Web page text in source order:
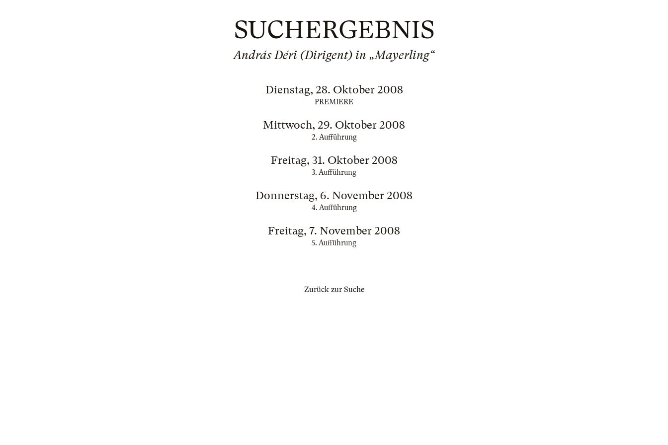
SUCHERGEBNIS
András Déri (Dirigent) in „Mayerling“
Dienstag, 28. Oktober 2008
PREMIERE
Mittwoch, 29. Oktober 2008
2. Aufführung
Freitag, 31. Oktober 2008
3. Aufführung
Donnerstag, 6. November 2008
4. Aufführung
Freitag, 7. November 2008
5. Aufführung
Zurück zur Suche